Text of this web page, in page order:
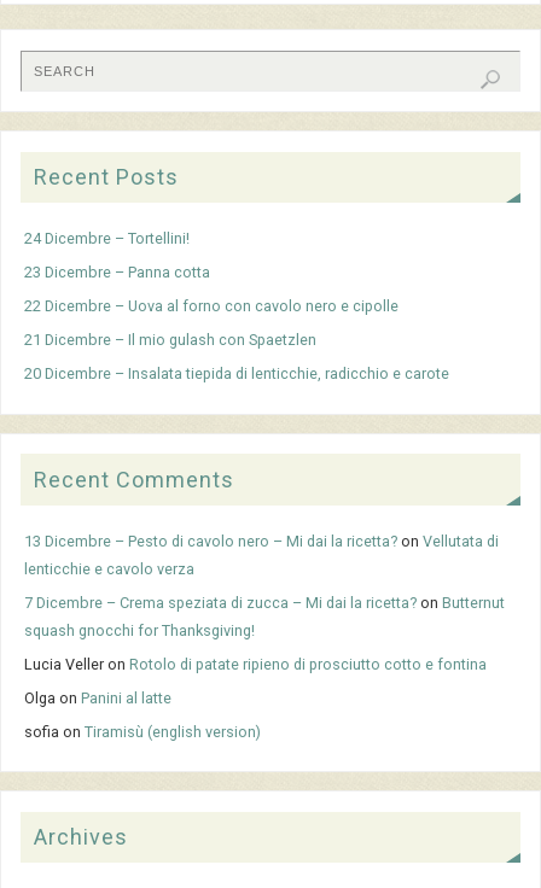
Recent Posts
24 Dicembre – Tortellini!
23 Dicembre – Panna cotta
22 Dicembre – Uova al forno con cavolo nero e cipolle
21 Dicembre – Il mio gulash con Spaetzlen
20 Dicembre – Insalata tiepida di lenticchie, radicchio e carote
Recent Comments
13 Dicembre – Pesto di cavolo nero – Mi dai la ricetta? onVellutata di
lenticchie e cavolo verza
7 Dicembre – Crema speziata di zucca – Mi dai la ricetta? onButternut
squash gnocchi for Thanksgiving!
Lucia Veller onRotolo di patate ripieno di prosciutto cotto e fontina
Olga onPanini al latte
sofia onTiramisù (english version)
Archives